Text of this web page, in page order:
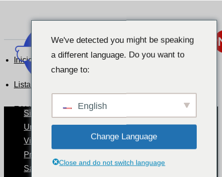
Situación de los animales de compañía por países
Un mundo con mascotas
Viajar con animales de compañía
Procedimientos de transporte de mascotas.
Salud y cuidados de las mascotas
Inicio
Lista de testimonios de clientes
EAU
EAU
We've detected you might be speaking
a different language. Do you want to
change to:
English
Change Language
Close and do not switch language